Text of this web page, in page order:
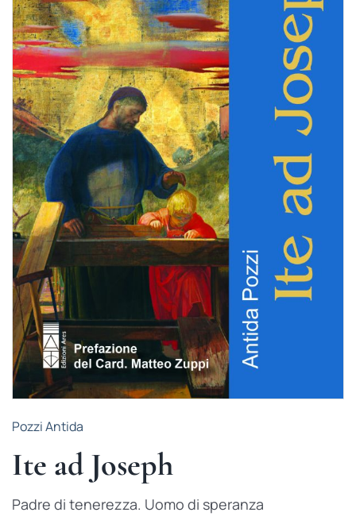
BIOGRAFIE
ATTUALITÀ
Pozzi Antida
Ite ad Joseph
Padre di tenerezza. Uomo di speranza